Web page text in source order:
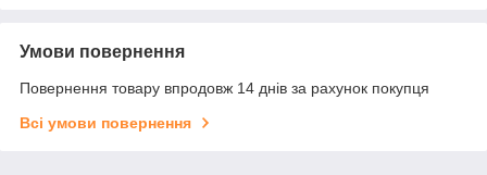
Умови повернення
Повернення товару впродовж 14 днів за рахунок покупця
Всі умови повернення